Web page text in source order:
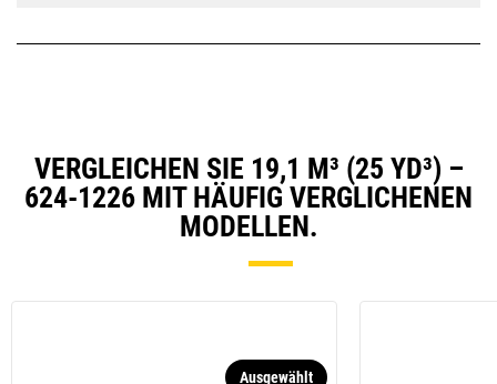
VERGLEICHEN SIE 19,1 M³ (25 YD³) –
624-1226 MIT HÄUFIG VERGLICHENEN
MODELLEN.
Ausgewählt